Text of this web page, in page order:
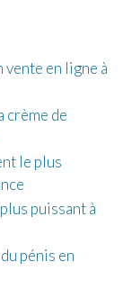
en ligne à
crème de
le plus
puissant à
pénis en